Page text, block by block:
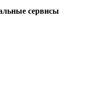
сервисы